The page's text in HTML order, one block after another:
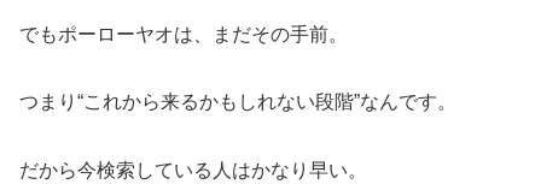
でもポーローヤオは、まだその手前。
つまり“これから来るかもしれない段階”なんです。
だから今検索している人はかなり早い。